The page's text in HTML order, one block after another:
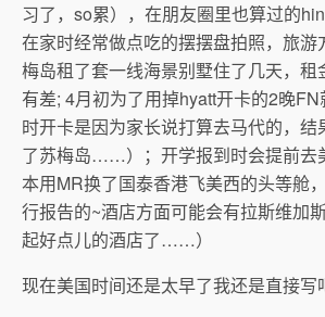
习了，so累），在朋友圈里也算过的
在家时经常做点吃的摆摆盘拍照，旅游
梅岛租了套一线海景别墅住了几天，租
有差; 4月初为了用掉hyatt开卡的2晚
时开卡是因为家长说打算去马代的，结
了苏梅岛……）；开学报到时会提前去
本用MR换了国泰香港飞美西的头等舱
行报告的~酒店方面可能会有拉斯维加
起好点儿的酒店了……）
现在美国时间还是太早了我还是直接写